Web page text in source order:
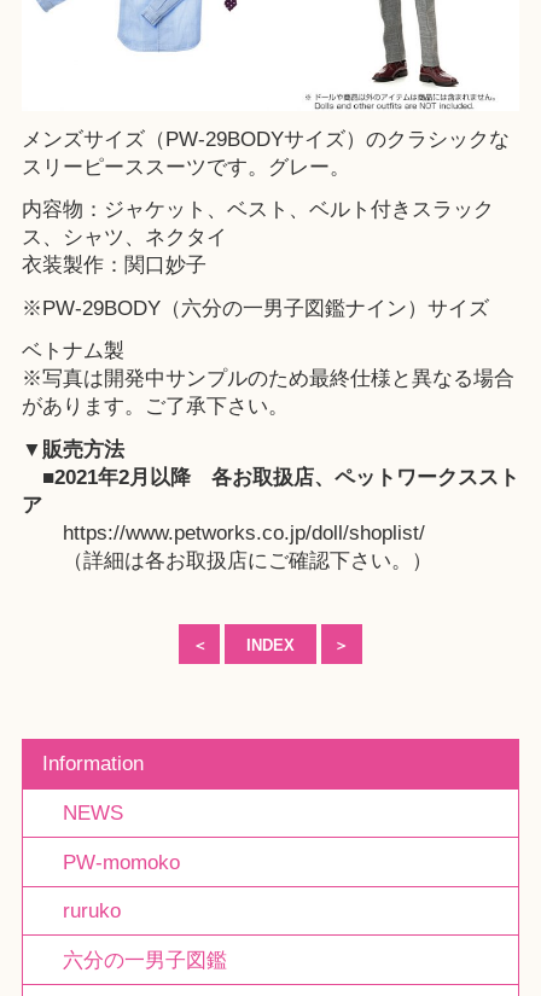
メンズサイズ（PW-29BODYサイズ）のクラシックな
スリーピーススーツです。グレー。
内容物：ジャケット、ベスト、ベルト付きスラック
ス、シャツ、ネクタイ
衣装製作：関口妙子
※PW-29BODY（六分の一男子図鑑ナイン）サイズ
ベトナム製
※写真は開発中サンプルのため最終仕様と異なる場合
があります。ご了承下さい。
▼販売方法
■2021年2月以降 各お取扱店、 ペットワークススト
ア
https://www.petworks.co.jp/doll/shoplist/
（詳細は各お取扱店にご確認下さい。）
＜ INDEX ＞
Information
NEWS
PW-momoko
ruruko
六分の一男子図鑑